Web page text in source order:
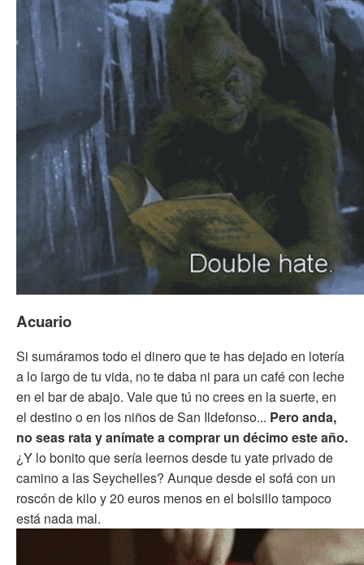
Acuario
Si sumáramos todo el dinero que te has dejado en lotería
a lo largo de tu vida, no te daba ni para un café con leche
en el bar de abajo. Vale que tú no crees en la suerte, en
el destino o en los niños de San Ildefonso... Pero anda,
no seas rata y anímate a comprar un décimo este año.
¿Y lo bonito que sería leernos desde tu yate privado de
camino a las Seychelles? Aunque desde el sofá con un
roscón de kilo y 20 euros menos en el bolsillo tampoco
está nada mal.